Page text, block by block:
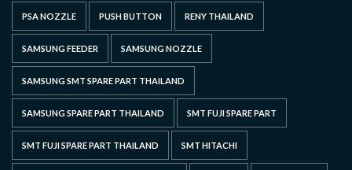
PSA NOZZLE PUSH BUTTON RENY THAILAND
SAMSUNG FEEDER SAMSUNG NOZZLE
SAMSUNG SMT SPARE PART THAILAND
SAMSUNG SPARE PART THAILAND SMT FUJI SPARE PART
SMT FUJI SPARE PART THAILAND SMT HITACHI